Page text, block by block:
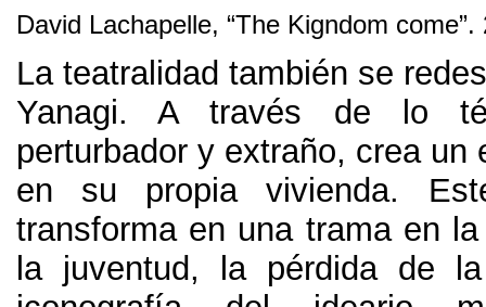
David Lachapelle, “The Kigndom come”.
La teatralidad también se
Yanagi.A través de lo
perturbador y extraño, crea un
en su propia vivienda.
transforma en una trama en
la juventud,
la pérdida de